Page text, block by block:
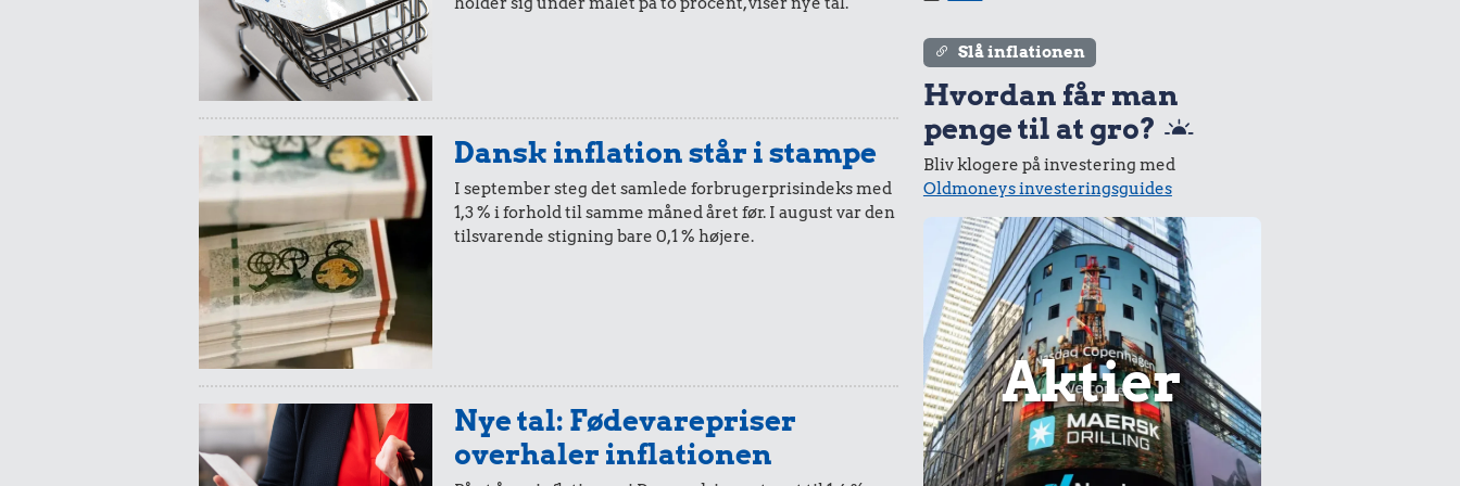
5,-
i 1958
= 84,-
i dag
i dag
Dansk inflation står i stampe
I september steg det samlede forbrugerprisindeks med
1,3 % i forhold til samme måned året før. I august var den
tilsvarende stigning bare 0,1 % højere.
Nye tal: Fødevarepriser
overhaler inflationen
Slå inflationen
Hvordan får man
penge til at gro?
Bliv klogere på investering med
Oldmoneys investeringsguides
Aktier